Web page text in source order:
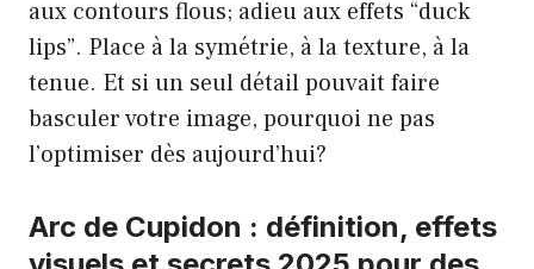
aux contours flous; adieu aux effets “duck
lips”. Place à la symétrie, à la texture, à la
tenue. Et si un seul détail pouvait faire
basculer votre image, pourquoi ne pas
l’optimiser dès aujourd’hui?
Arc de Cupidon : définition, effets